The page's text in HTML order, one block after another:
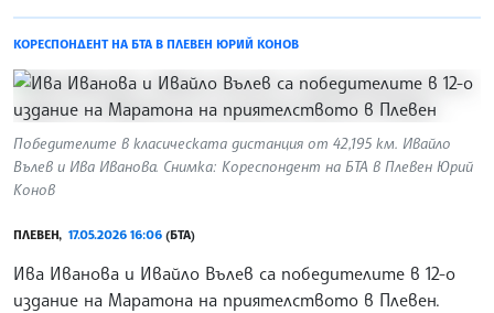
КОРЕСПОНДЕНТ НА БТА В ПЛЕВЕН ЮРИЙ КОНОВ
Победителите в класическата дистанция от 42,195 км. Ивайло
Вълев и Ива Иванова. Снимка: Кореспондент на БТА в Плевен Юрий
Конов
ПЛЕВЕН, 17.05.2026 16:06 (БТА)
Ива Иванова и Ивайло Вълев са победителите в 12-о
издание на Маратона на приятелството в Плевен.